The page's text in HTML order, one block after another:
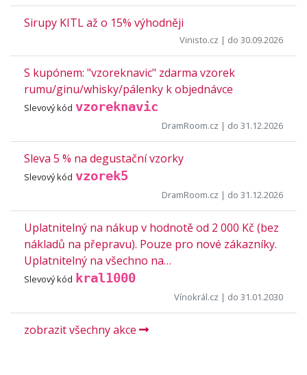
Sirupy KITL až o 15% výhodněji
Vinisto.cz | do 30.09.2026
S kupónem: "vzoreknavic" zdarma vzorek
rumu/ginu/whisky/pálenky k objednávce
Slevový kód vzoreknavic
DramRoom.cz | do 31.12.2026
Sleva 5 % na degustační vzorky
Slevový kód vzorek5
DramRoom.cz | do 31.12.2026
Uplatnitelný na nákup v hodnotě od 2 000 Kč (bez
nákladů na přepravu). Pouze pro nové zákazníky.
Uplatnitelný na všechno na…
Slevový kód kral1000
Vínokrál.cz | do 31.01.2030
zobrazit všechny akce